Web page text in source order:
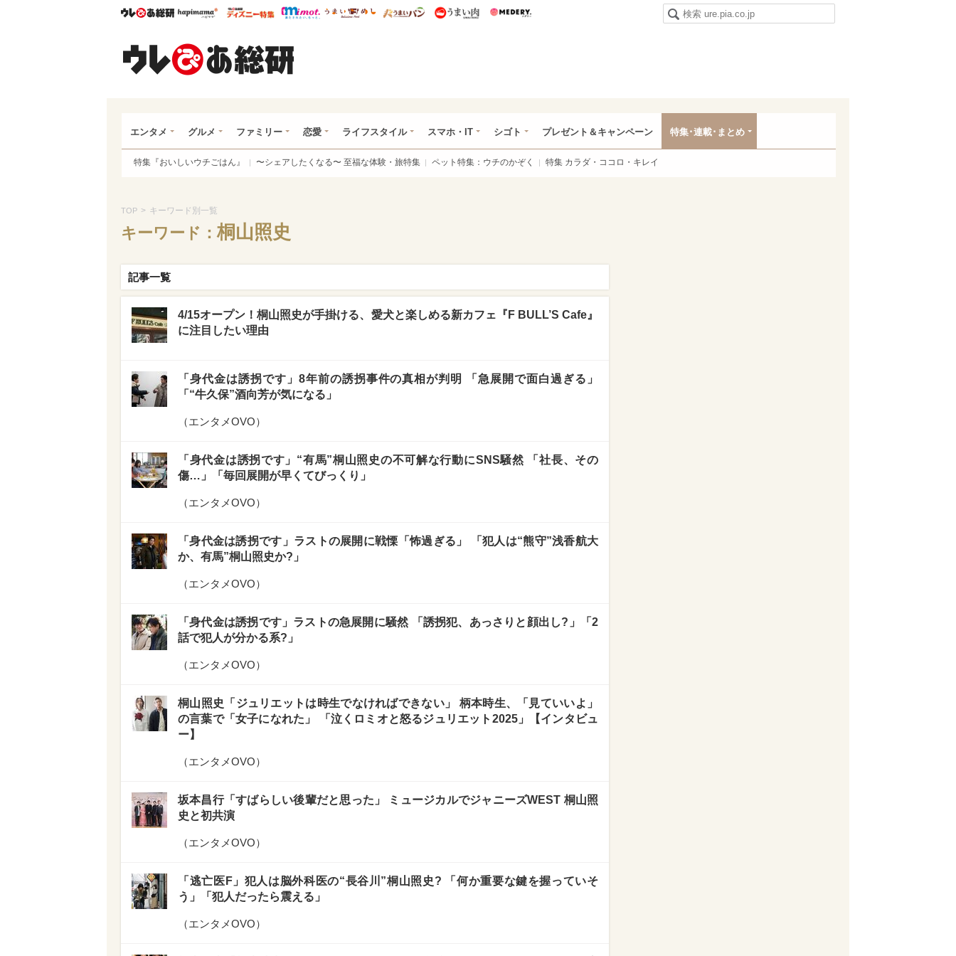
ウレぴあ総研ハピママ* ウレぴあ総研 ディズニー特集
mimot. うまいめし うまいパン うまい肉
エンタメ グルメ ファミリー 恋愛 ライフスタイル スマホ・IT シゴト プレゼント＆キャンペーン 特集･連載･まとめ
特集『おいしいウチごはん』 〜シェアしたくなる〜 至福な体験・旅特集 ペット特集：ウチのかぞく 特集 カラダ・ココロ・キレイ
TOP > キーワード別一覧
キーワード：桐山照史
記事一覧
4/15オープン！桐山照史が手掛ける、愛犬と楽しめる新カフェ『F BULL’S Cafe』
に注目したい理由
「身代金は誘拐です」8年前の誘拐事件の真相が判明 「急展開で面白過ぎる」
「“牛久保”酒向芳が気になる」
（エンタメOVO）
「身代金は誘拐です」“有馬”桐山照史の不可解な行動にSNS騒然 「社長、その
傷…」「毎回展開が早くてびっくり」
（エンタメOVO）
「身代金は誘拐です」ラストの展開に戦慄「怖過ぎる」 「犯人は“熊守”浅香航大
か、有馬”桐山照史か?」
（エンタメOVO）
「身代金は誘拐です」ラストの急展開に騒然 「誘拐犯、あっさりと顔出し?」「2
話で犯人が分かる系?」
（エンタメOVO）
桐山照史「ジュリエットは時生でなければできない」 柄本時生、「見ていいよ」
の言葉で「女子になれた」 「泣くロミオと怒るジュリエット2025」【インタビュ
ー】
（エンタメOVO）
坂本昌行「すばらしい後輩だと思った」 ミュージカルでジャニーズWEST 桐山照
史と初共演
（エンタメOVO）
「逃亡医F」犯人は脳外科医の“長谷川”桐山照史? 「何か重要な鍵を握っていそ
う」「犯人だったら震える」
（エンタメOVO）